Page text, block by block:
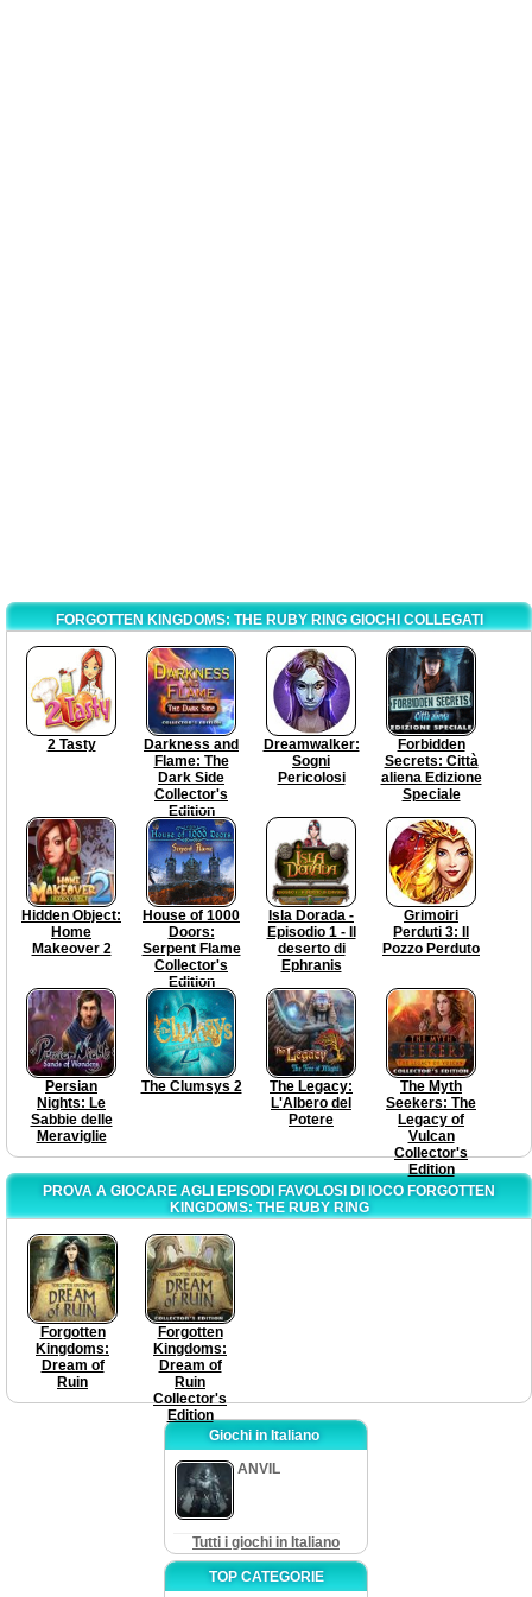
FORGOTTEN KINGDOMS: THE RUBY RING GIOCHI COLLEGATI
2 Tasty
Darkness and
Flame: The
Dark Side
Collector's
Edition
Dreamwalker:
Sogni
Pericolosi
Forbidden
Secrets: Città
aliena Edizione
Speciale
Hidden Object:
Home
Makeover 2
House of 1000
Doors:
Serpent Flame
Collector's
Edition
Isla Dorada -
Episodio 1 - Il
deserto di
Ephranis
Grimoiri
Perduti 3: Il
Pozzo Perduto
Persian
Nights: Le
Sabbie delle
Meraviglie
The Clumsys 2
The Legacy:
L'Albero del
Potere
The Myth
Seekers: The
Legacy of
Vulcan
Collector's
Edition
PROVA A GIOCARE AGLI EPISODI FAVOLOSI DI IOCO FORGOTTEN
KINGDOMS: THE RUBY RING
Forgotten
Kingdoms:
Dream of
Ruin
Forgotten
Kingdoms:
Dream of
Ruin
Collector's
Edition
Giochi in Italiano
ANVIL
Tutti i giochi in Italiano
TOP CATEGORIE